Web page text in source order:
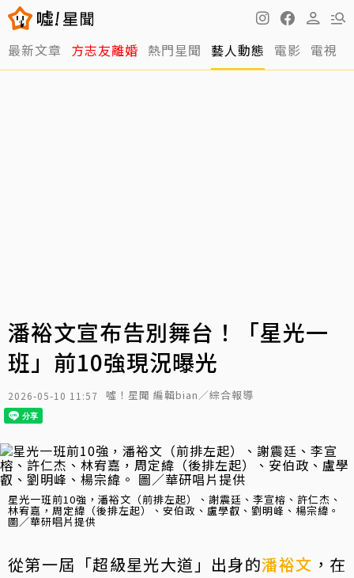
最新文章 方志友離婚 熱門星聞 藝人動態 電影 電視
潘裕文宣布告別舞台！「星光一
班」前10強現況曝光
2026-05-10 11:57 噓！星聞 編輯bian／綜合報導
星光一班前10強，潘裕文（前排左起）、謝震廷、李宣榕、許仁杰、
林宥嘉，周定緯（後排左起）、安伯政、盧學叡、劉明峰、楊宗緯。
圖／華研唱片提供
從第一屆「超級星光大道」出身的潘裕文 ，在